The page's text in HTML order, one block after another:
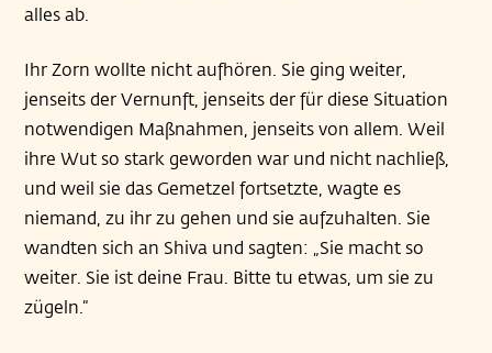
alles ab.
Ihr Zorn wollte nicht aufhören. Sie ging weiter,
jenseits der Vernunft, jenseits der für diese Situation
notwendigen Maßnahmen, jenseits von allem. Weil
ihre Wut so stark geworden war und nicht nachließ,
und weil sie das Gemetzel fortsetzte, wagte es
niemand, zu ihr zu gehen und sie aufzuhalten. Sie
wandten sich an Shiva und sagten: „Sie macht so
weiter. Sie ist deine Frau. Bitte tu etwas, um sie zu
zügeln.“